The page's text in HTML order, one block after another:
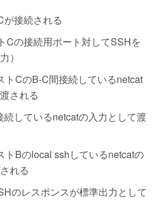
接続される
Cの接続用ポート対してSSHを
）
トCのB-C間接続しているnetcat
される
しているnetcatの入力として渡
トBのlocal sshしているnetcatの
れる
のレスポンスが標準出力として